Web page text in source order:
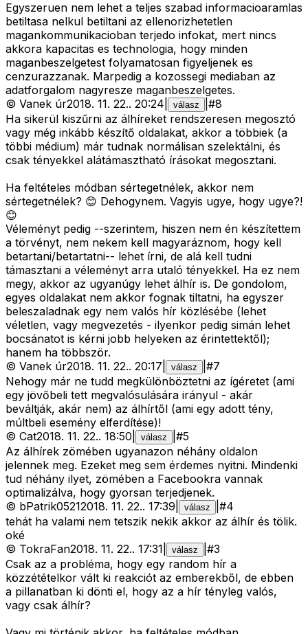
Egyszeruen nem lehet a teljes szabad informacioaramlas
betiltasa nelkul betiltani az ellenorizhetetlen
magankommunikacioban terjedo infokat, mert nincs
akkora kapacitas es technologia, hogy minden
maganbeszelgetest folyamatosan figyeljenek es
cenzurazzanak. Marpedig a kozossegi mediaban az
adatforgalom nagyresze maganbeszelgetes.
© Vanek úr2018. 11. 22.. 20:24 válasz #8
Ha sikerül kiszűrni az álhíreket rendszeresen megosztó
vagy még inkább készítő oldalakat, akkor a többiek (a
többi médium) már tudnak normálisan szelektálni, és
csak tényekkel alátámasztható írásokat megosztani.
Ha feltételes módban sértegetnélek, akkor nem
sértegetnélek? 😊 Dehogynem. Vagyis ugye, hogy ugye?!
😊
Véleményt pedig --szerintem, hiszen nem én készítettem
a törvényt, nem nekem kell magyaráznom, hogy kell
betartani/betartatni-- lehet írni, de alá kell tudni
támasztani a véleményt arra utaló tényekkel. Ha ez nem
megy, akkor az ugyanúgy lehet álhír is. De gondolom,
egyes oldalakat nem akkor fognak tiltatni, ha egyszer
beleszaladnak egy nem valós hír közlésébe (lehet
véletlen, vagy megvezetés - ilyenkor pedig simán lehet
bocsánatot is kérni jobb helyeken az érintettektől);
hanem ha többször.
© Vanek úr2018. 11. 22.. 20:17 válasz #7
Nehogy már ne tudd megkülönböztetni az ígéretet (ami
egy jövőbeli tett megvalósulására irányul - akár
beváltják, akár nem) az álhírtől (ami egy adott tény,
múltbeli esemény elferdítése)!
© Cat2018. 11. 22.. 18:50 válasz #5
Az álhírek zömében ugyanazon néhány oldalon
jelennek meg. Ezeket meg sem érdemes nyitni. Mindenki
tud néhány ilyet, zömében a Facebookra vannak
optimalizálva, hogy gyorsan terjedjenek.
© bPatrik05212018. 11. 22.. 17:39 válasz #4
tehát ha valami nem tetszik nekik akkor az álhír és tölik.
oké
© TokraFan2018. 11. 22.. 17:31 válasz #3
Csak az a probléma, hogy egy random hír a
közzétételkor vált ki reakciót az emberekből, de ebben
a pillanatban ki dönti el, hogy az a hír tényleg valós,
vagy csak álhír?